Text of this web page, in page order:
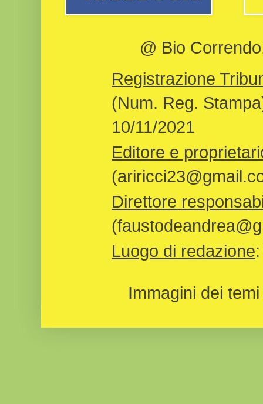
@ Bio
Registrazione
(Num. Reg.
10/11/2021
Editore e
Direttore
Luogo di redazione
Immagini dei